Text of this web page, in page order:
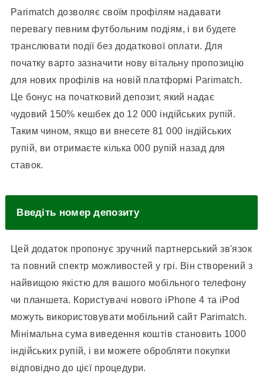
Parimatch дозволяє своїм профілям надавати
перевагу певним футбольним подіям, і ви будете
транслювати події без додаткової оплати. Для
початку варто зазначити нову вітальну пропозицію
для нових профілів на новій платформі Parimatch.
Це бонус на початковий депозит, який надає
чудовий 150% кешбек до 12 000 індійських рупій.
Таким чином, якщо ви внесете 81 000 індійських
рупій, ви отримаєте кілька 000 рупій назад для
ставок.
Введіть номер депозиту
Цей додаток пропонує зручний партнерський зв'язок
та повний спектр можливостей у грі. Він створений з
найвищою якістю для вашого мобільного телефону
чи планшета. Користувачі нового iPhone 4 та iPod
можуть використовувати мобільний сайт Parimatch.
Мінімальна сума виведення коштів становить 1000
індійських рупій, і ви можете обробляти покупки
відповідно до цієї процедури.